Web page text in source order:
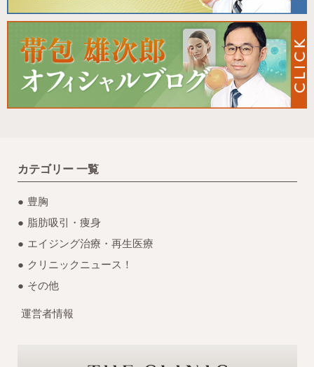
カテゴリー 一覧
豊胸
脂肪吸引・痩身
エイジング治療・再生医療
クリニックニュース！
その他
運営者情報